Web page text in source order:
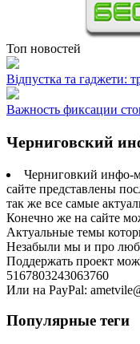
Топ новостей
Відпустка та гаджети:
Важность фиксации
Черниговский
Черниговкий инфо-
сайте представлены
так же все самые
Конечно же на сайте
Актуальные темы
Незабыли мы и про
Поддержать проект
5167803243063760
Или на PayPal:
Популярные теги